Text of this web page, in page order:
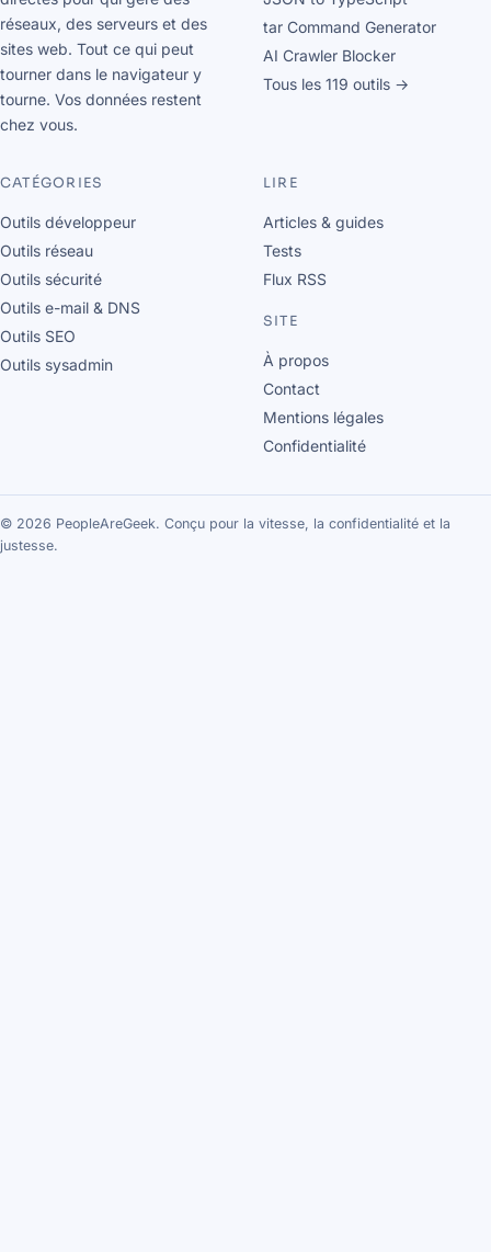
réseaux, des serveurs et des
sites web. Tout ce qui peut
tourner dans le navigateur y
tourne. Vos données restent
chez vous.
tar Command Generator
AI Crawler Blocker
Tous les 119 outils →
CATÉGORIES
Outils développeur
Outils réseau
Outils sécurité
Outils e-mail & DNS
Outils SEO
Outils sysadmin
LIRE
Articles & guides
Tests
Flux RSS
SITE
À propos
Contact
Mentions légales
Confidentialité
© 2026 PeopleAreGeek. Conçu pour la vitesse, la confidentialité et la
justesse.